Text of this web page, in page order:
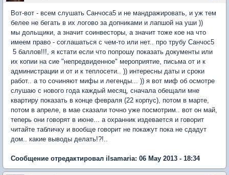
Вот-вот - всем слушать Санчоса5 и не мандражировать, и уж тем
белее не бегать в их логово за допниками и лапшой на уши ))
мы дольщики, а значит соинвесторы, а значит тоже кое на что
имеем право - соглашаться с чем-то или нет.. про трубу Санчос5
5 баллов!!!, я кстати если что попрошу показать документы или
их копии на сие "непредвиденное" мероприятие, письма от и к
администрации и от и к теплосети.. )) интересны даты и сроки
работ.. а то сочиняют мифы и легенды... )) я вот миф об осмотре
слушаю с нового года каждый месяц, сначала обещали мне
квартиру показать в конце февраля (22 корпус), потом в марте,
потом в апреле, в мае сказали точно уже посмотрим.. вот он май,
теперь они говорят в июне... а охранник издевается и говорит
читайте табличку и вообще говорит не покажут пока не сдадут
дом.. какие выводы делать!?!..
Сообщение отредактировал ilsamaria: 06 May 2013 - 18:34